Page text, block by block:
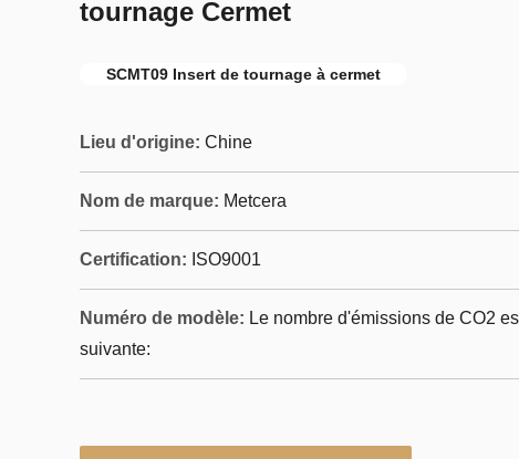
tournage Cermet
SCMT09 Insert de tournage à cermet
Lieu d'origine: Chine
Nom de marque: Metcera
Certification: ISO9001
Numéro de modèle: Le nombre d'émissions de CO2
suivante: